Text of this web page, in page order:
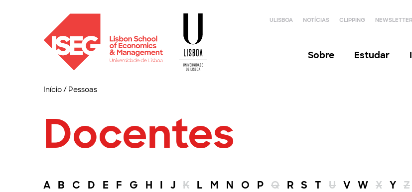
ULISBOA NOTÍCIAS CLIPPING NEWSLETTER
Sobre Estudar
Início/ Pessoas
Docentes
A B C D E F G H I J K L M N O P Q R S T U V W X Y Z